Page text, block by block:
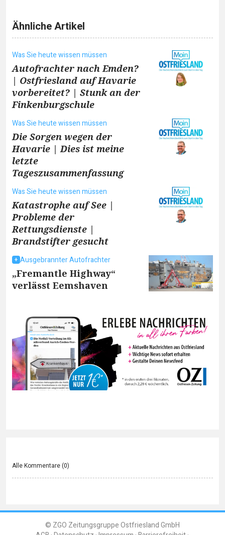
Ähnliche Artikel
Was Sie heute wissen müssen
Autofrachter nach Emden?
| Ostfriesland auf Havarie
vorbereitet? | Stunk an der
Finkenburgschule
Was Sie heute wissen müssen
Die Sorgen wegen der
Havarie | Dies ist meine
letzte
Tageszusammenfassung
Was Sie heute wissen müssen
Katastrophe auf See |
Probleme der
Rettungsdienste |
Brandstifter gesucht
Ausgebrannter Autofrachter
„Fremantle Highway“
verlässt Eemshaven
Alle Kommentare (0)
© ZGO Zeitungsgruppe Ostfriesland GmbH